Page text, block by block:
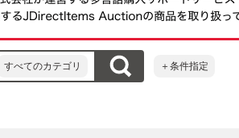
すべてのカテゴリ ＋条件指定